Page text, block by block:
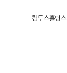
컴투스홀딩스